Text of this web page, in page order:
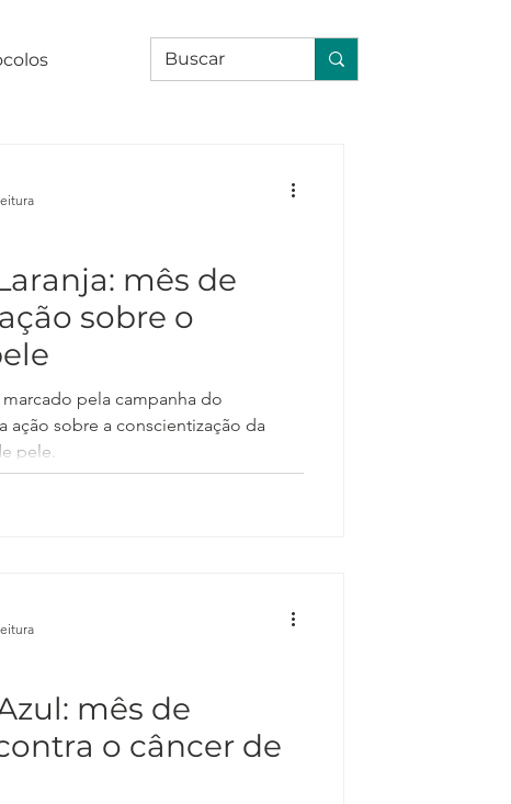
mês de
sobre o
pela campanha do
ação sobre a conscientização da
pele.
mês de
o câncer de